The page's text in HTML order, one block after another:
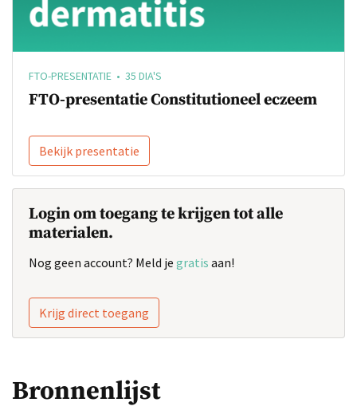
FTO-PRESENTATIE • 35 DIA'S
FTO-presentatie Constitutioneel eczeem
Bekijk presentatie
Login om toegang te krijgen tot alle
materialen.
Nog geen account? Meld je gratis aan!
Krijg direct toegang
Bronnenlijst